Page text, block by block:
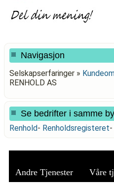
Navigasjon
Selskapserfaringer »
RENHOLD AS
Se bedrifter i samme
Renhold- Renholdsregisteret-
Andre Tjenester Våre